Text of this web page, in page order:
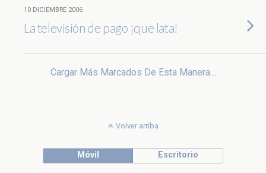
10 DICIEMBRE 2006
La televisión de pago ¡que lata!
Cargar Más Marcados De Esta Manera…
Volver arriba
Móvil Escritorio